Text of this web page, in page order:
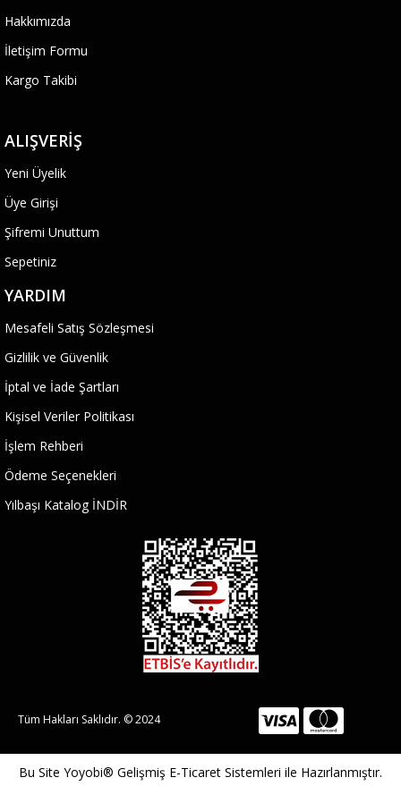
Hakkımızda
İletişim Formu
Kargo Takibi
ALIŞVERIŞ
Yeni Üyelik
Üye Girişi
Şifremi Unuttum
Sepetiniz
YARDIM
Mesafeli Satış Sözleşmesi
Gizlilik ve Güvenlik
İptal ve İade Şartları
Kişisel Veriler Politikası
İşlem Rehberi
Ödeme Seçenekleri
Yılbaşı Katalog İNDİR
Tüm Hakları Saklıdır. © 2024
Bu Site Yoyobi® Gelişmiş E-Ticaret Sistemleri ile Hazırlanmıştır.